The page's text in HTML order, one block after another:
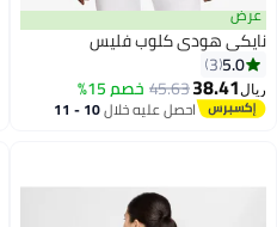
عرض
نايكي هودي كلوب فليس
5.0
3
ريال38.41
45.63خصم 15%
احصل عليه خلال 10 - 11